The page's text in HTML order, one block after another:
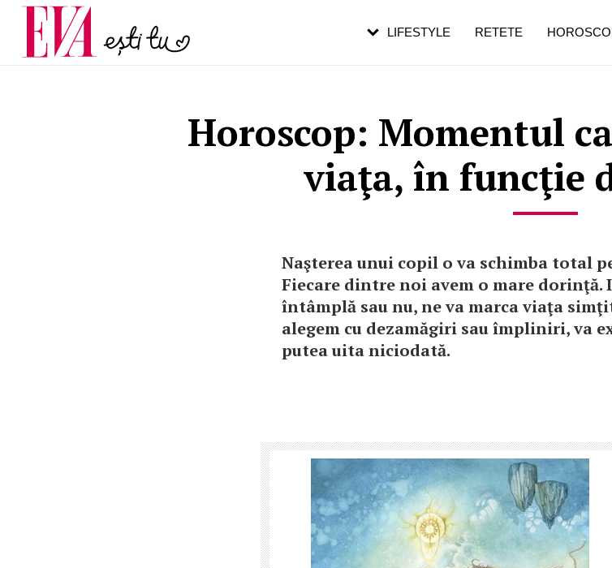
Horoscop: Momentul
viaţa, în funcţie
Naşterea unui copil o va schimba total
Fiecare dintre noi avem o mare dorinţă.
întâmplă sau nu, ne va marca viaţa
alegem cu dezamăgiri sau împliniri, va
putea uita niciodată.
LIFESTYLE RETETE
Carieră
Actualitate
pe măsură ce înaintezi în vârstă
de dureroasă este